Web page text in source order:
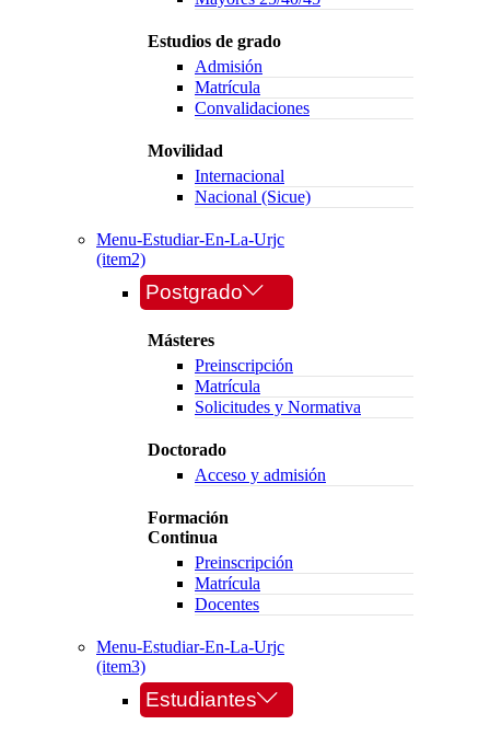
Estudios de grado
Admisión
Matrícula
Convalidaciones
Movilidad
Internacional
Nacional (Sicue)
Menu-Estudiar-En-La-Urjc
(item2)
Postgrado
Másteres
Preinscripción
Matrícula
Solicitudes y Normativa
Doctorado
Acceso y admisión
Formación
Continua
Preinscripción
Matrícula
Docentes
Menu-Estudiar-En-La-Urjc
(item3)
Estudiantes